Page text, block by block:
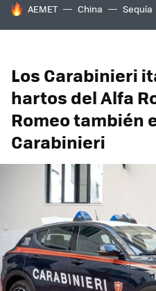
HOY SE HABLA DE
AEMET China Sequía
Los Carabinieri
hartos del Alfa
Romeo también
Carabinieri